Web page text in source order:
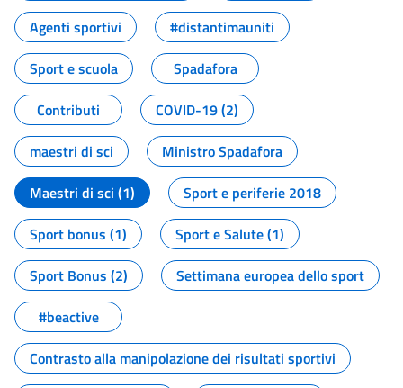
Agenti sportivi
#distantimauniti
Sport e scuola
Spadafora
Contributi
COVID-19 (2)
maestri di sci
Ministro Spadafora
Maestri di sci (1)
Sport e periferie 2018
Sport bonus (1)
Sport e Salute (1)
Sport Bonus (2)
Settimana europea dello sport
#beactive
Contrasto alla manipolazione dei risultati sportivi